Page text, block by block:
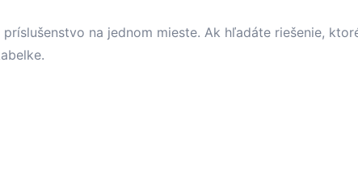
na jednom mieste. Ak hľadáte riešenie,